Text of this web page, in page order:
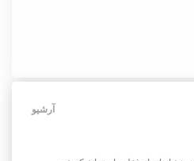
آرشیو